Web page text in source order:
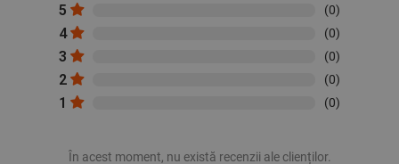
5 (0)
4 (0)
3 (0)
2 (0)
1 (0)
În acest moment, nu există recenzii ale clienților.